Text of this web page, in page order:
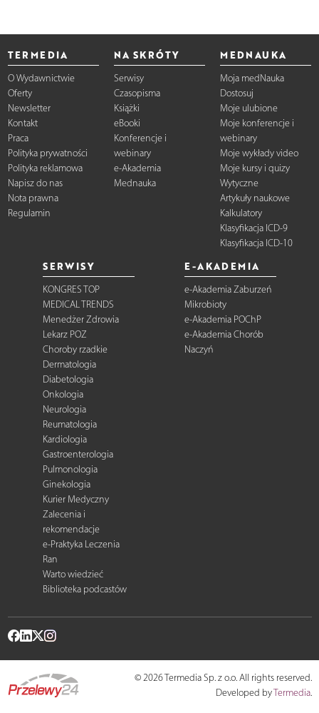
TERMEDIA
O Wydawnictwie
Oferty
Newsletter
Kontakt
Praca
Polityka prywatności
Polityka reklamowa
Napisz do nas
Nota prawna
Regulamin
NA SKRÓTY
Serwisy
Czasopisma
Książki
eBooki
Konferencje i
webinary
e-Akademia
Mednauka
MEDNAUKA
Moja medNauka
Dostosuj
Moje ulubione
Moje konferencje i
webinary
Moje wykłady video
Moje kursy i quizy
Wytyczne
Artykuły naukowe
Kalkulatory
Klasyfikacja ICD-9
Klasyfikacja ICD-10
SERWISY
KONGRES TOP
MEDICAL TRENDS
Menedżer Zdrowia
Lekarz POZ
Choroby rzadkie
Dermatologia
Diabetologia
Onkologia
Neurologia
Reumatologia
Kardiologia
Gastroenterologia
Pulmonologia
Ginekologia
Kurier Medyczny
Zalecenia i
rekomendacje
e-Praktyka Leczenia
Ran
Warto wiedzieć
Biblioteka podcastów
E-AKADEMIA
e-Akademia Zaburzeń
Mikrobioty
e-Akademia POChP
e-Akademia Chorób
Naczyń
© 2026 Termedia Sp. z o.o. All rights reserved.
Developed byTermedia.